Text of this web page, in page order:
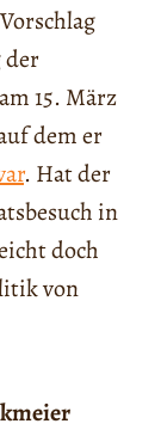
der
15. März
dem er
. Hat der
in
doch
von